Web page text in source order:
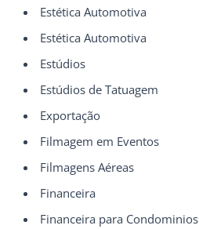
Estética Automotiva
Estética Automotiva
Estúdios
Estúdios de Tatuagem
Exportação
Filmagem em Eventos
Filmagens Aéreas
Financeira
Financeira para Condominios